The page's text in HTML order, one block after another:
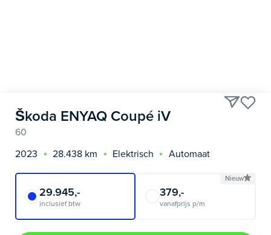
Škoda ENYAQ Coupé iV
60
2023
28.438 km Elektrisch Automaat
29.945,-
inclusief btw
Nieuw
379,-
vanafprijs p/m